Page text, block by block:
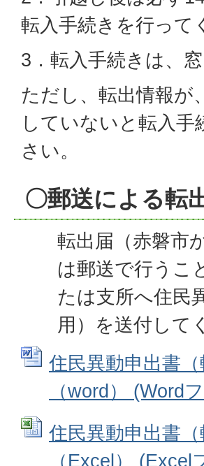
転入手続きを行って
3．転入手続きは、
ただし、転出情報が
していないと転入
さい。
〇郵送による転
転出届（赤磐市
は郵送で行うこ
たは支所へ住民
用）を送付して
住民異動申出書
（word） (Word
住民異動申出書
（Excel）